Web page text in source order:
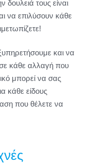
τους είναι
να επιλύσουν κάθε
και να
κάθε αλλαγή που
μπορεί να σας
κάθε είδους
που θέλετε να